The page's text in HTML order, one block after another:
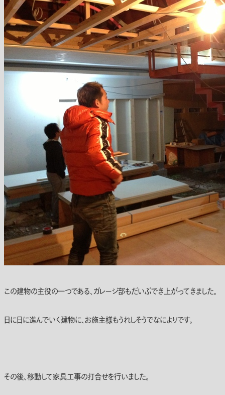
この建物の主役の一つである、ガレージ部もだいぶでき上がってきました。
日に日に進んでいく建物に、お施主様もうれしそうでなによりです。
その後、移動して家具工事の打合せを行いました。